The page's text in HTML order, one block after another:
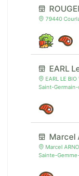
79440
EARL
EARL LE
Saint-
Marcel
Marcel
Sainte-